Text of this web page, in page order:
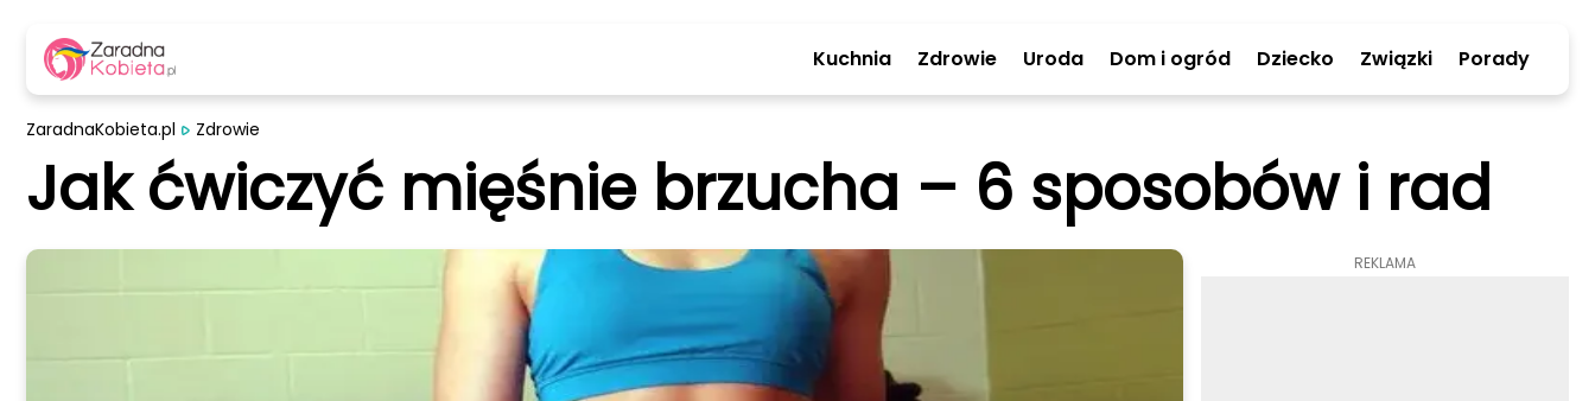
Kuchnia Zdrowie Uroda Dom i ogród Dziecko Związki Porady
ZaradnaKobieta.pl Zdrowie
Jak ćwiczyć mięśnie brzucha – 6 sposobów i rad
REKLAMA